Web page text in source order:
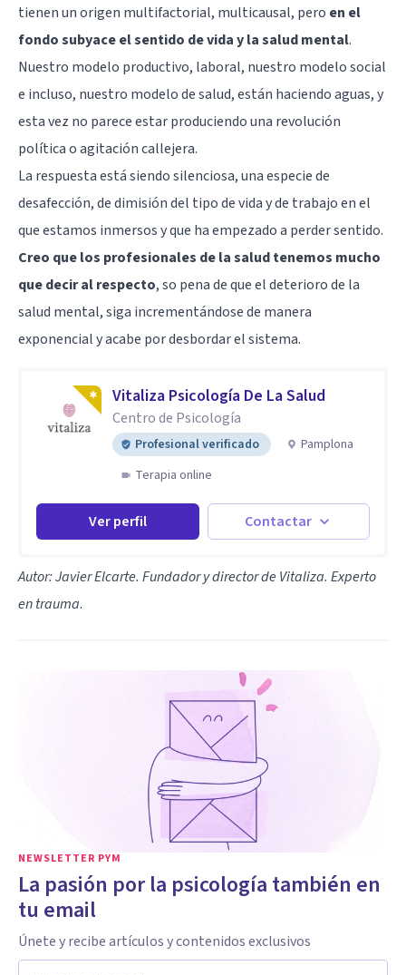
tienen un origen multifactorial, multicausal, pero en el
fondo subyace el sentido de vida y la salud mental.
Nuestro modelo productivo, laboral, nuestro modelo social
e incluso, nuestro modelo de salud, están haciendo aguas, y
esta vez no parece estar produciendo una revolución
política o agitación callejera.
La respuesta está siendo silenciosa, una especie de
desafección, de dimisión del tipo de vida y de trabajo en el
que estamos inmersos y que ha empezado a perder sentido.
Creo que los profesionales de la salud tenemos mucho
que decir al respecto, so pena de que el deterioro de la
salud mental, siga incrementándose de manera
exponencial y acabe por desbordar el sistema.
Vitaliza Psicología De La Salud
Centro de Psicología
Profesional verificado
Pamplona
Terapia online
Ver perfil Contactar
Autor: Javier Elcarte. Fundador y director de Vitaliza. Experto
en trauma.
NEWSLETTER PYM
La pasión por la psicología también en
tu email
Únete y recibe artículos y contenidos exclusivos